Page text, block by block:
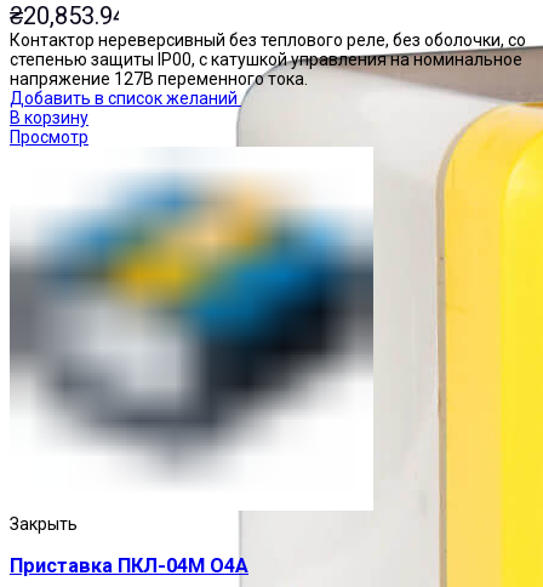
₴20,853.94
Контактор нереверсивный без теплового реле, без оболочки, со
степенью защиты IP00, с катушкой управления на номинальное
напряжение 127В переменного тока.
Добавить в список желаний
В корзину
Просмотр
Закрыть
Приставка ПКЛ-04М О4А